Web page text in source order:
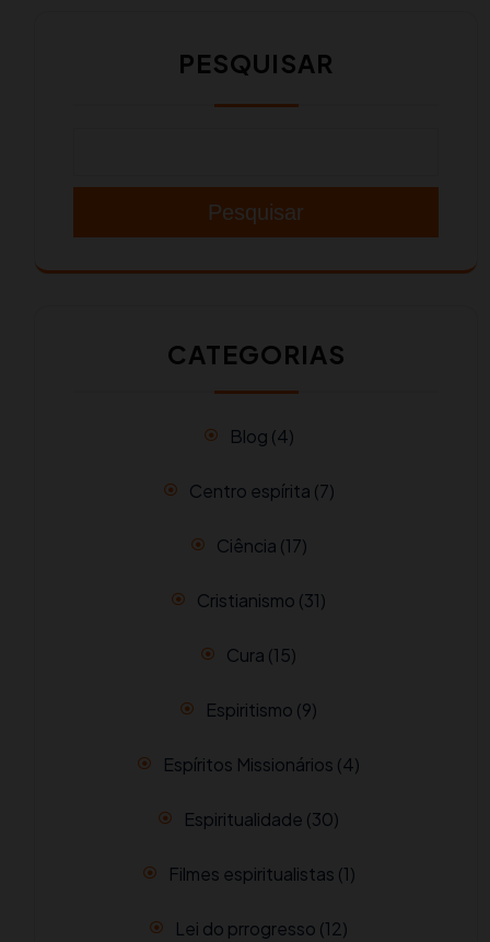
PESQUISAR
Pesquisar
CATEGORIAS
Blog (4)
Centro espírita (7)
Ciência (17)
Cristianismo (31)
Cura (15)
Espiritismo (9)
Espíritos Missionários (4)
Espiritualidade (30)
Filmes espiritualistas (1)
Lei do prrogresso (12)